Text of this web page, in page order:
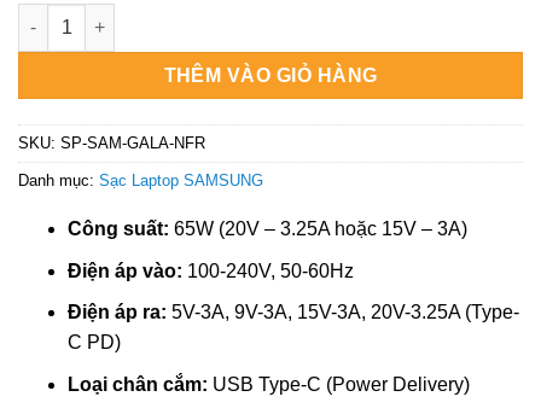
Sạc Samsung Galaxy Book Flex NP930QCG/NP950QCG - Địa
THÊM VÀO GIỎ HÀNG
SKU: SP-SAM-GALA-NFR
Danh mục: Sạc Laptop SAMSUNG
Công suất: 65W (20V – 3.25A hoặc 15V – 3A)
Điện áp vào: 100-240V, 50-60Hz
Điện áp ra: 5V-3A, 9V-3A, 15V-3A, 20V-3.25A (Type-
C PD)
Loại chân cắm: USB Type-C (Power Delivery)